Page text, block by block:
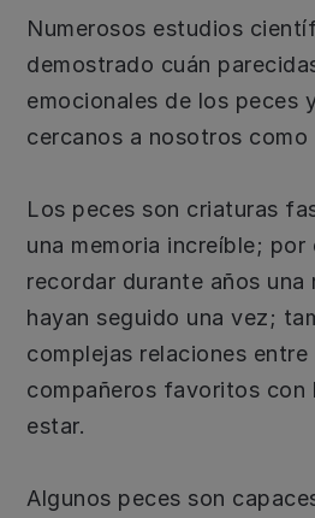
Numerosos estudios
demostrado cuán
emocionales de los peces
cercanos a nosotros como
Los peces son criaturas
una memoria increíble; por
recordar durante años una
hayan seguido una vez;
complejas relaciones
compañeros favoritos con
estar.
Algunos peces son